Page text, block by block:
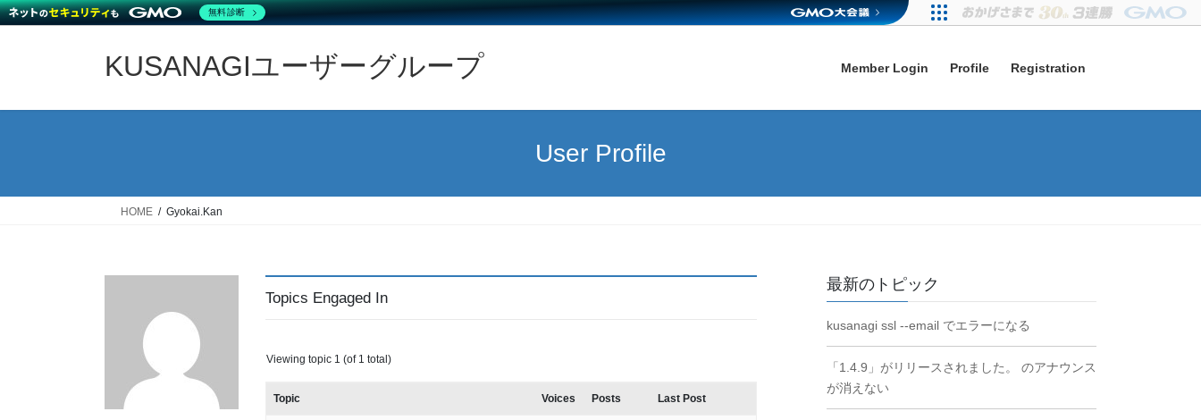
KUSANAGIユーザーグループ Member Login Profile Registration
User Profile
HOME Gyokai.Kan
Topics Engaged In
Viewing topic 1 (of 1 total)
Topic Voices Posts Last Post
最新のトピック
kusanagi ssl --email でエラーになる
「1.4.9」がリリースされました。 のアナウンス
が消えない
無料診断